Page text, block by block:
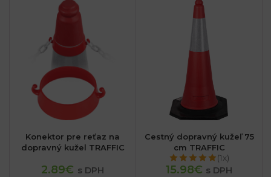
Konektor pre reťaz na
dopravný kužel TRAFFIC
2.89€ s DPH
Cestný dopravný kužeľ 75
cm TRAFFIC
(1x)
15.98€ s DPH